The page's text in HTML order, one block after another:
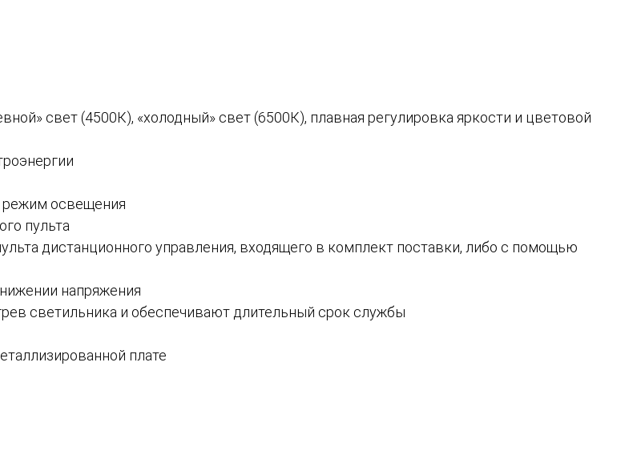
свет (4500К), «холодный» свет (6500К), плавная регулировка яркости и цветовой
режим освещения
пульта
дистанционного управления, входящего в комплект поставки, либо с помощью
напряжения
светильника и обеспечивают длительный срок службы
плате